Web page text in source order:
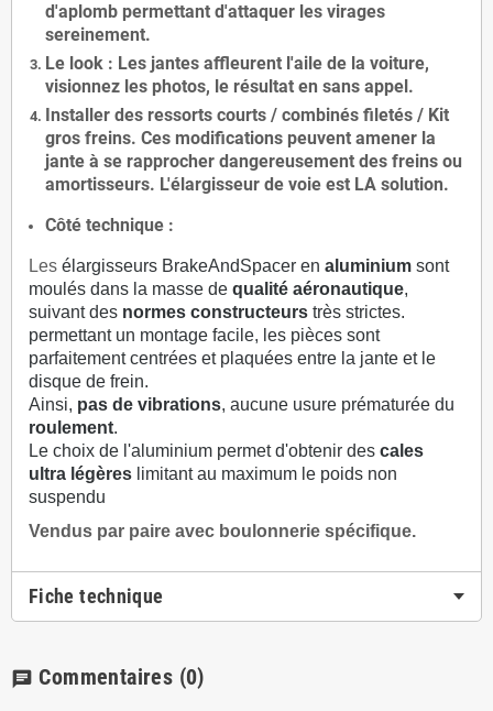
d'aplomb permettant d'attaquer les virages
sereinement.
Le look : Les jantes affleurent l'aile de la voiture,
visionnez les photos, le résultat en sans appel.
Installer des ressorts courts / combinés filetés / Kit
gros freins. Ces modifications peuvent amener la
jante à se rapprocher dangereusement des freins ou
amortisseurs. L'élargisseur de voie est LA solution.
Côté technique :
Les élargisseurs BrakeAndSpacer en aluminium sont
moulés dans la masse de qualité aéronautique,
suivant des normes constructeurs très strictes.
permettant un montage facile, les pièces sont
parfaitement centrées et plaquées entre la jante et le
disque de frein.
Ainsi, pas de vibrations, aucune usure prématurée du
roulement.
Le choix de l'aluminium permet d'obtenir des cales
ultra légères limitant au maximum le poids non
suspendu
Vendus par paire avec boulonnerie spécifique.
Fiche technique
chat Commentaires (0)